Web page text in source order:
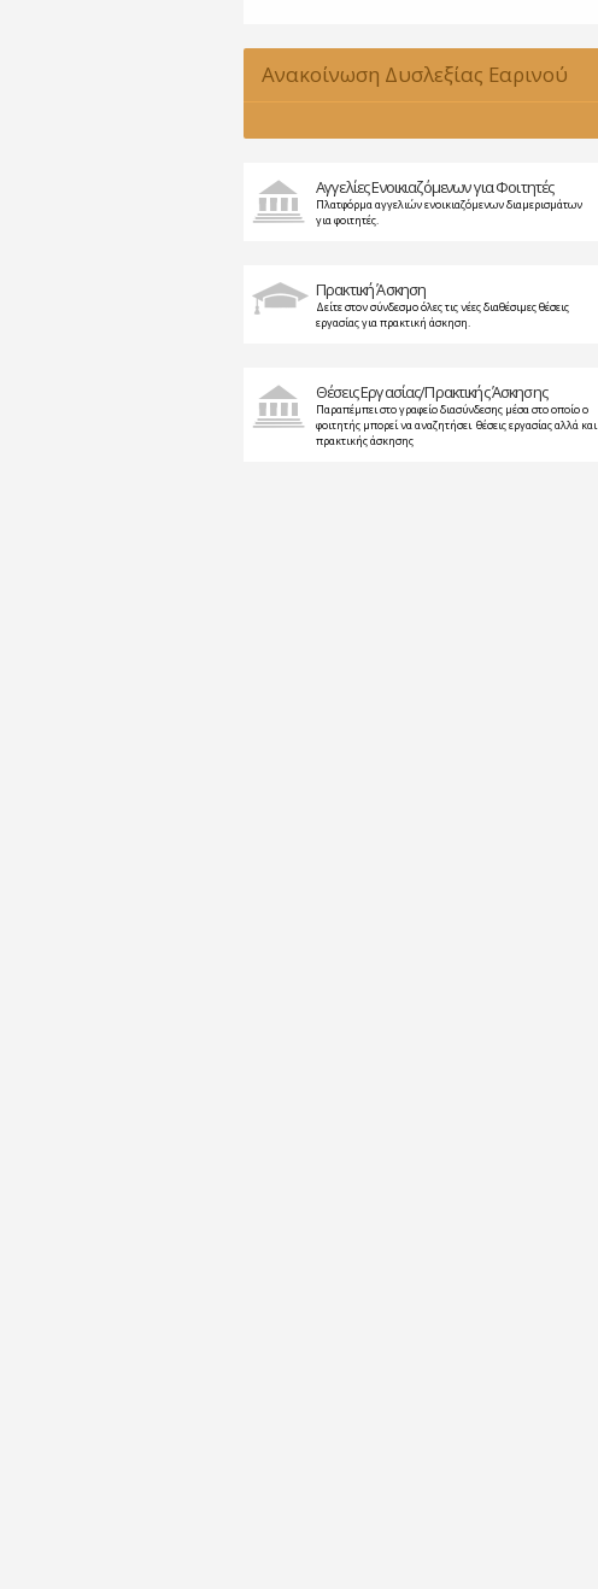
Ανακοίνωση Δυσλεξίας Εαρινού
Αγγελίες Ενοικιαζόμενων για Φοιτητές
Πλατφόρμα αγγελιών ενοικιαζόμενων διαμερισμάτων
για φοιτητές.
Πρακτική Άσκηση
Δείτε στον σύνδεσμο όλες τις νέες διαθέσιμες θέσεις
εργασίας για πρακτική άσκηση.
Θέσεις Εργασίας/Πρακτικής Άσκησης
Παραπέμπει στο γραφείο διασύνδεσης μέσα στο οποίο ο
φοιτητής μπορεί να αναζητήσει θέσεις εργασίας αλλά και
πρακτικής άσκησης